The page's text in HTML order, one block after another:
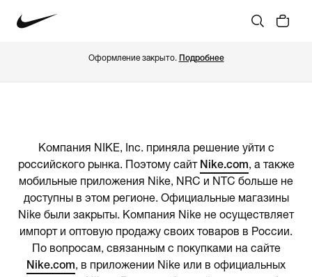
Оформление закрыто. Подробнее
Компания NIKE, Inc. приняла решение уйти с
российского рынка. Поэтому сайт Nike.com, а также
мобильные приложения Nike, NRC и NTC больше не
доступны в этом регионе. Официальные магазины
Nike были закрыты. Компания Nike не осуществляет
импорт и оптовую продажу своих товаров в России.
По вопросам, связанным с покупками на сайте
Nike.com, в приложении Nike или в официальных